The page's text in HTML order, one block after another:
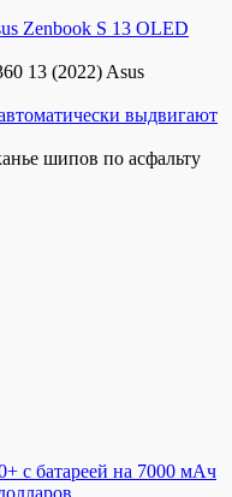
Zenbook S 13 OLED
13 (2022) Asus
выдвигают
шипов по асфальту
с батареей на 7000 мАч